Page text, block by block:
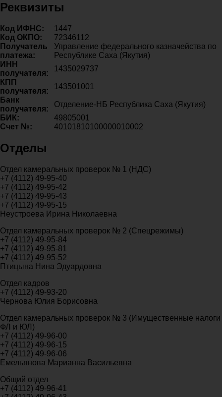
Реквизиты
Код ИФНС:
1447
Код ОКПО:
72346112
Получатель
платежа:
Управление федерального казначейства по
Республике Саха (Якутия)
ИНН
получателя:
1435029737
КПП
получателя:
143501001
Банк
получателя:
Отделение-НБ Республика Саха (Якутия)
БИК:
49805001
Счет №:
40101810100000010002
Отделы
Отдел камеральных проверок № 1 (НДС)
+7 (4112) 49-95-40
+7 (4112) 49-95-42
+7 (4112) 49-95-43
+7 (4112) 49-95-15
Неустроева Ирина Николаевна
Отдел камеральных проверок № 2 (Спецрежимы)
+7 (4112) 49-95-84
+7 (4112) 49-95-81
+7 (4112) 49-95-52
Птицына Нина Эдуардовна
Отдел кадров
+7 (4112) 49-93-20
Чернова Юлия Борисовна
Отдел камеральных проверок № 3 (Имущественные налоги
ФЛ и ЮЛ)
+7 (4112) 49-96-00
+7 (4112) 49-96-15
+7 (4112) 49-96-06
Емельянова Марианна Васильевна
Общий отдел
+7 (4112) 49-96-41